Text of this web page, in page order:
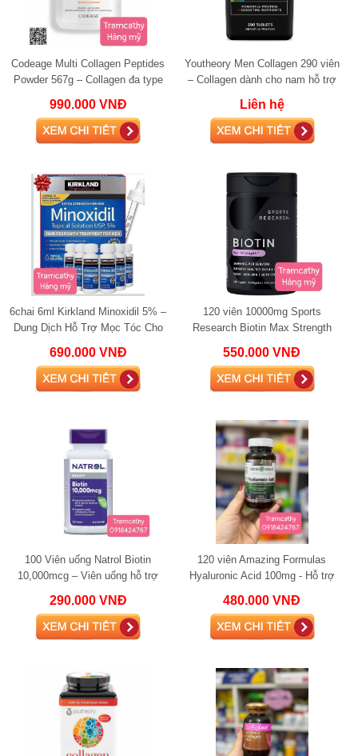
Codeage Multi Collagen Peptides
Powder 567g – Collagen đa type
khớp
990.000 VNĐ
Youtheory Men Collagen 290 viên
– Collagen dành cho nam hỗ trợ
Liên hệ
6chai 6ml Kirkland Minoxidil 5% –
Dung Dịch Hỗ Trợ Mọc Tóc Cho
690.000 VNĐ
120 viên 10000mg Sports
Research Biotin Max Strength
Tóc Và Móng
550.000 VNĐ
100 Viên uống Natrol Biotin
10,000mcg – Viên uống hỗ trợ
290.000 VNĐ
120 viên Amazing Formulas
Hyaluronic Acid 100mg - Hỗ trợ
480.000 VNĐ